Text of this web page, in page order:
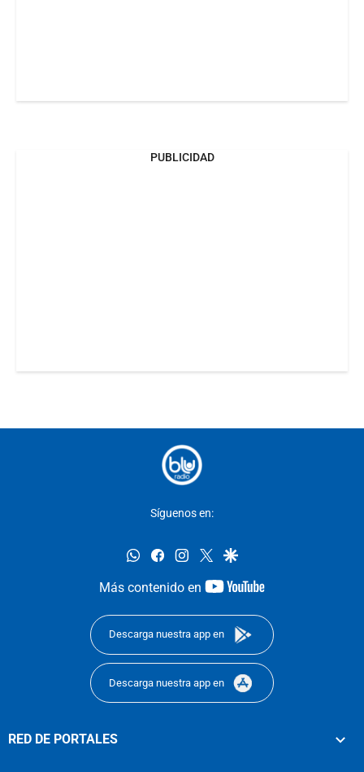
PUBLICIDAD
Síguenos en:
whatsappfacebookinstagram
twittergoogle
Más contenido en
youtube-
Descarga nuestra app en
Descarga nuestra app en
RED DE PORTALES